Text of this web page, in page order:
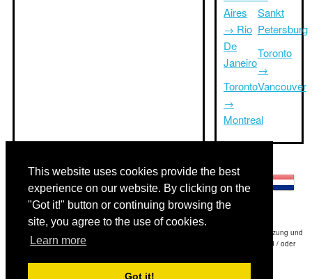
This website uses cookies provide the best
experience on our website. By clicking on the
"Got it!" button or continuing browsing the
site, you agree to the use of cookies.
Learn more
Got it!
Aires
→ Rio
De
Janeiro
Toronto
→
Montreal
Sankt
Petersburg
Toronto
→
Vancouver
Haftungsausschluss: Die Informationen auf dieser Website ist unsere beste Schätzung und
für nur Ihre Referenz.Triptimeto.com haftet nicht für jede Reise Verzögerung und / oder